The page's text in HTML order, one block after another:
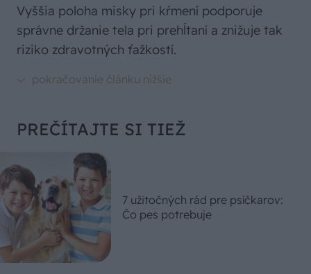
Vyššia poloha misky pri kŕmení podporuje
správne držanie tela pri prehĺtaní a znižuje tak
riziko zdravotných ťažkostí.
PREČÍTAJTE SI TIEŽ
7 užitočných rád pre psíčkarov:
Čo pes potrebuje